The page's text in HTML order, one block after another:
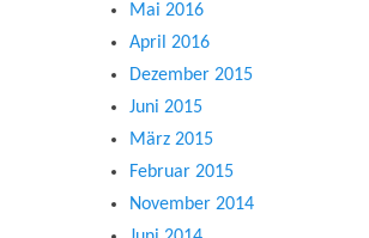
Mai 2016
April 2016
Dezember 2015
Juni 2015
März 2015
Februar 2015
November 2014